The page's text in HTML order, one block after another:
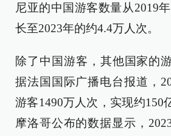
尼亚的中国游客数量从2019
长至2023年的约4.4万人次。
除了中国游客，其他国家的
据法国国际广播电台报道，
游客1490万人次，实现约150
摩洛哥公布的数据显示，